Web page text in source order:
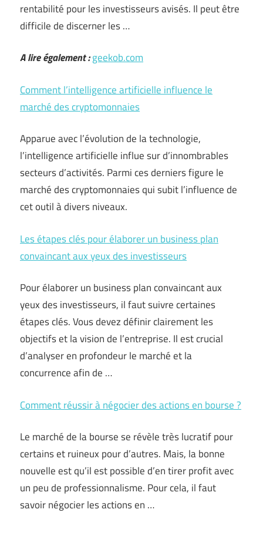
rentabilité pour les investisseurs avisés. Il peut être
difficile de discerner les …
A lire également :geekob.com
Comment l’intelligence artificielle influence le
marché des cryptomonnaies
Apparue avec l’évolution de la technologie,
l’intelligence artificielle influe sur d’innombrables
secteurs d’activités. Parmi ces derniers figure le
marché des cryptomonnaies qui subit l’influence de
cet outil à divers niveaux.
Les étapes clés pour élaborer un business plan
convaincant aux yeux des investisseurs
Pour élaborer un business plan convaincant aux
yeux des investisseurs, il faut suivre certaines
étapes clés. Vous devez définir clairement les
objectifs et la vision de l’entreprise. Il est crucial
d’analyser en profondeur le marché et la
concurrence afin de …
Comment réussir à négocier des actions en bourse ?
Le marché de la bourse se révèle très lucratif pour
certains et ruineux pour d’autres. Mais, la bonne
nouvelle est qu’il est possible d’en tirer profit avec
un peu de professionnalisme. Pour cela, il faut
savoir négocier les actions en …